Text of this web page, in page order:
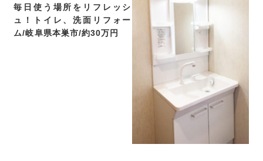
毎日使う場所をリフレッシ
ュ！トイレ、洗面リフォー
ム/岐阜県本巣市/約30万円